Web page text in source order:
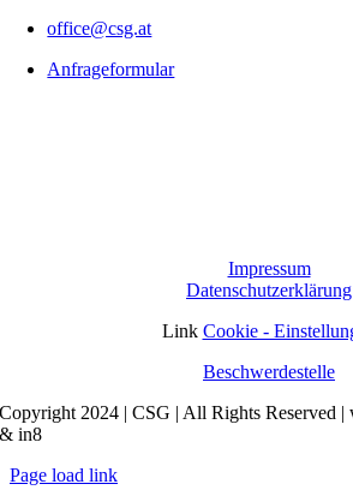
office@csg.at
Anfrageformular
Impressum
Datenschutzerklärung
Link Cookie -
Beschwerdestelle
Copyright 2024 | CSG | All Rights Reserved |
& in8
Page load link